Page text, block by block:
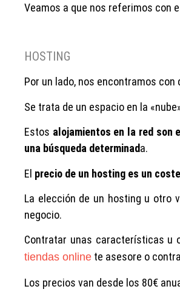
Veamos a que nos referimos con
HOSTING
Por un lado, nos encontramos
Se trata de un espacio en la
Estos alojamientos en la red son
una búsqueda determinada.
El precio de un hosting es un
La elección de un hosting u otro
negocio.
Contratar unas características u
tiendas online te asesore o
Los precios van desde los 80€